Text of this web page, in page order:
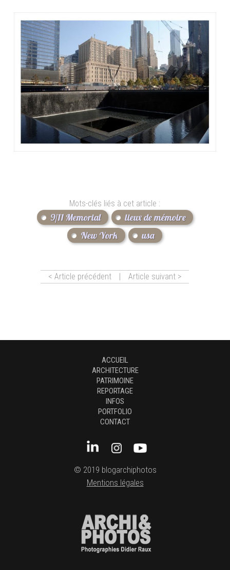
Mots-clés liés à cet article :
9/11 Memorial
lieux de mémoire
New York
usa
< Article précédent | Article suivant >
ACCUEIL
ARCHITECTURE
PATRIMOINE
REPORTAGE
INFOS
PORTFOLIO
CONTACT
© 2019 blogarchiphotos
Mentions légales